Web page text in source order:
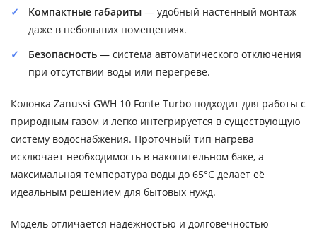
Компактные габариты — удобный настенный монтаж
даже в небольших помещениях.
Безопасность — система автоматического отключения
при отсутствии воды или перегреве.
Колонка Zanussi GWH 10 Fonte Turbo подходит для работы с
природным газом и легко интегрируется в существующую
систему водоснабжения. Проточный тип нагрева
исключает необходимость в накопительном баке, а
максимальная температура воды до 65°C делает её
идеальным решением для бытовых нужд.
Модель отличается надежностью и долговечностью